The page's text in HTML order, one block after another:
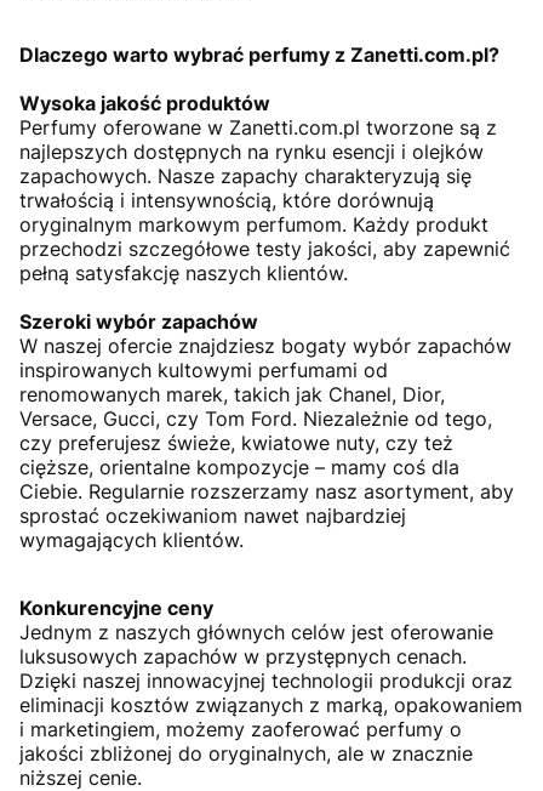
Dlaczego warto wybrać perfumy z Zanetti.com.pl?
Wysoka jakość produktów
Perfumy oferowane w Zanetti.com.pl tworzone są z
najlepszych dostępnych na rynku esencji i olejków
zapachowych. Nasze zapachy charakteryzują się
trwałością i intensywnością, które dorównują
oryginalnym markowym perfumom. Każdy produkt
przechodzi szczegółowe testy jakości, aby zapewnić
pełną satysfakcję naszych klientów.
Szeroki wybór zapachów
W naszej ofercie znajdziesz bogaty wybór zapachów
inspirowanych kultowymi perfumami od
renomowanych marek, takich jak Chanel, Dior,
Versace, Gucci, czy Tom Ford. Niezależnie od tego,
czy preferujesz świeże, kwiatowe nuty, czy też
cięższe, orientalne kompozycje – mamy coś dla
Ciebie. Regularnie rozszerzamy nasz asortyment, aby
sprostać oczekiwaniom nawet najbardziej
wymagających klientów.
Konkurencyjne ceny
Jednym z naszych głównych celów jest oferowanie
luksusowych zapachów w przystępnych cenach.
Dzięki naszej innowacyjnej technologii produkcji oraz
eliminacji kosztów związanych z marką, opakowaniem
i marketingiem, możemy zaoferować perfumy o
jakości zbliżonej do oryginalnych, ale w znacznie
niższej cenie.